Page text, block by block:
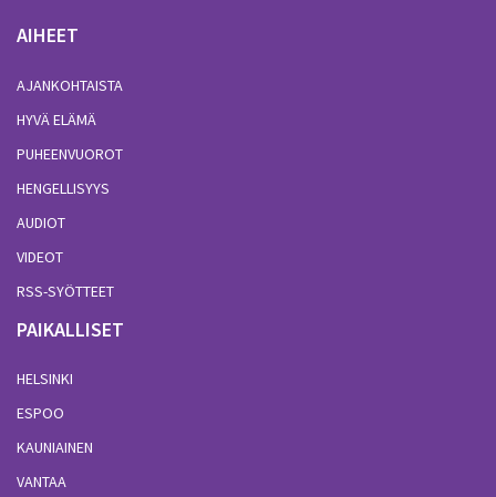
AIHEET
AJANKOHTAISTA
HYVÄ ELÄMÄ
PUHEENVUOROT
HENGELLISYYS
AUDIOT
VIDEOT
RSS-SYÖTTEET
PAIKALLISET
HELSINKI
ESPOO
KAUNIAINEN
VANTAA